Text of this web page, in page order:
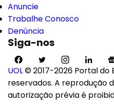
Anuncie
Trabalhe Conosco
Denúncia
Siga-nos
UOL© 2017-2026 Portal do
reservados. A reprodução
autorização prévia é